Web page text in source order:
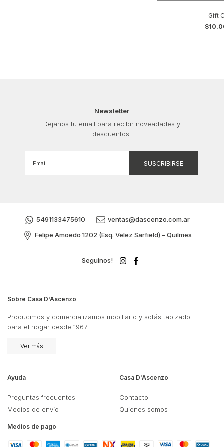
Gift
Newsletter
Dejanos tu email para recibir noveadades y
descuentos!
5491133475610
ventas@dascenzo.com.ar
Felipe Amoedo 1202 (Esq. Velez Sarfield) – Quilmes
Seguinos!
Sobre Casa D'Ascenzo
Producimos y comercializamos mobiliario y sofás tapizado
para el hogar desde 1967.
Ver más
Ayuda
Preguntas frecuentes
Medios de envío
Casa D'Ascenzo
Contacto
Quienes somos
Medios de pago